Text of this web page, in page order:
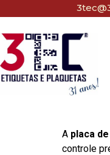
A placa
controle